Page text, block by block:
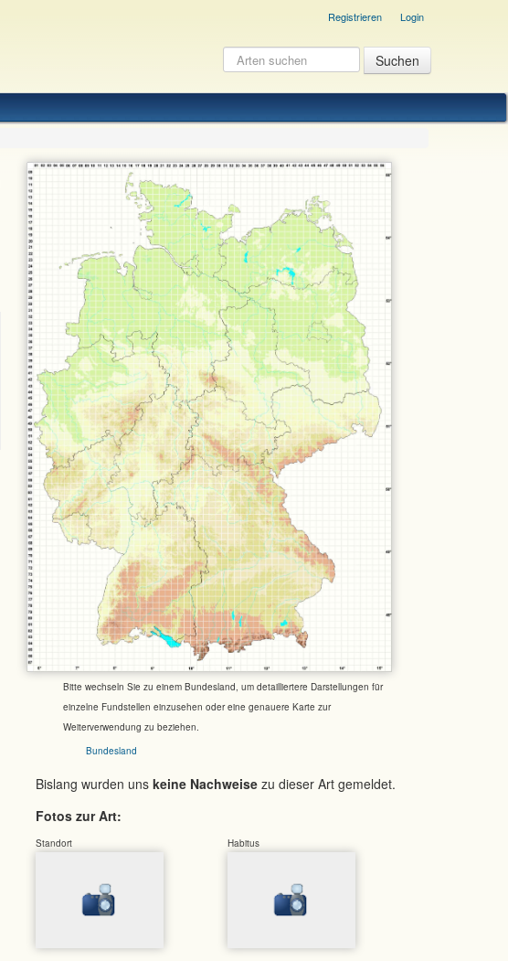
Registrieren Login
Bitte wechseln Sie zu einem Bundesland, um detailliertere Darstellungen für
einzelne Fundstellen einzusehen oder eine genauere Karte zur
Weiterverwendung zu beziehen.
Bundesland
Bislang wurden uns keine Nachweise zu dieser Art gemeldet.
Fotos zur Art:
Standort Habitus